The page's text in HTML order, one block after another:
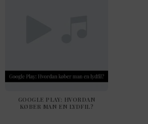
GOOGLE PLAY: HVORDAN
KØBER MAN EN LYDFIL?